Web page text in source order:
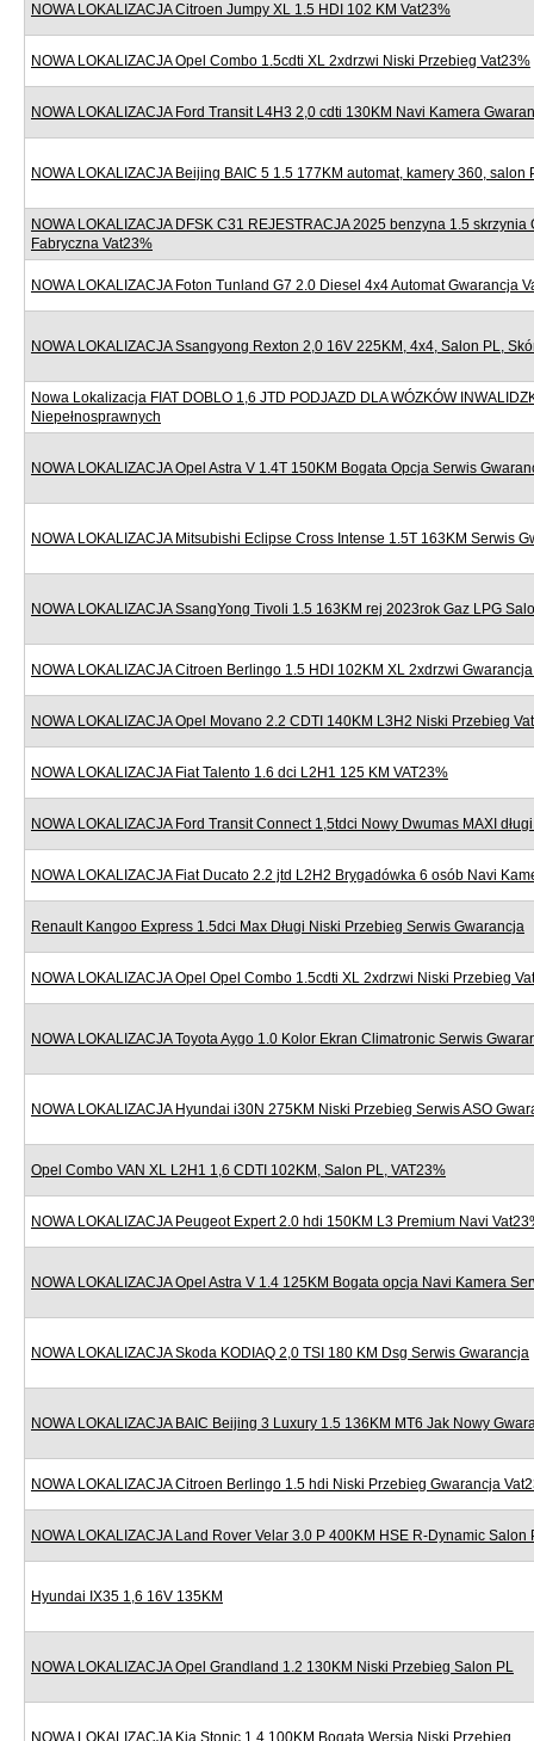
NOWA LOKALIZACJA Citroen Jumpy XL 1.5 HDI 102 KM Vat23%
NOWA LOKALIZACJA Opel Combo 1.5cdti XL 2xdrzwi Niski Przebieg Vat23%
NOWA LOKALIZACJA Ford Transit L4H3 2,0 cdti 130KM Navi Kamera
NOWA LOKALIZACJA Beijing BAIC 5 1.5 177KM automat, kamery 360, salon
NOWA LOKALIZACJA DFSK C31 REJESTRACJA 2025 benzyna 1.5 skrzynia
Fabryczna Vat23%
NOWA LOKALIZACJA Foton Tunland G7 2.0 Diesel 4x4 Automat Gwarancja
NOWA LOKALIZACJA Ssangyong Rexton 2,0 16V 225KM, 4x4, Salon PL,
Nowa Lokalizacja FIAT DOBLO 1,6 JTD PODJAZD DLA WÓZKÓW
Niepełnosprawnych
NOWA LOKALIZACJA Opel Astra V 1.4T 150KM Bogata Opcja Serwis
NOWA LOKALIZACJA Mitsubishi Eclipse Cross Intense 1.5T 163KM Serwis
NOWA LOKALIZACJA SsangYong Tivoli 1.5 163KM rej 2023rok Gaz LPG
NOWA LOKALIZACJA Citroen Berlingo 1.5 HDI 102KM XL 2xdrzwi
NOWA LOKALIZACJA Opel Movano 2.2 CDTI 140KM L3H2 Niski Przebieg
NOWA LOKALIZACJA Fiat Talento 1.6 dci L2H1 125 KM VAT23%
NOWA LOKALIZACJA Ford Transit Connect 1,5tdci Nowy Dwumas MAXI
NOWA LOKALIZACJA Fiat Ducato 2.2 jtd L2H2 Brygadówka 6 osób Navi
Renault Kangoo Express 1.5dci Max Długi Niski Przebieg Serwis Gwarancja
NOWA LOKALIZACJA Opel Opel Combo 1.5cdti XL 2xdrzwi Niski Przebieg
NOWA LOKALIZACJA Toyota Aygo 1.0 Kolor Ekran Climatronic Serwis
NOWA LOKALIZACJA Hyundai i30N 275KM Niski Przebieg Serwis ASO
Opel Combo VAN XL L2H1 1,6 CDTI 102KM, Salon PL, VAT23%
NOWA LOKALIZACJA Peugeot Expert 2.0 hdi 150KM L3 Premium Navi
NOWA LOKALIZACJA Opel Astra V 1.4 125KM Bogata opcja Navi Kamera
NOWA LOKALIZACJA Skoda KODIAQ 2,0 TSI 180 KM Dsg Serwis Gwarancja
NOWA LOKALIZACJA BAIC Beijing 3 Luxury 1.5 136KM MT6 Jak Nowy
NOWA LOKALIZACJA Citroen Berlingo 1.5 hdi Niski Przebieg Gwarancja
NOWA LOKALIZACJA Land Rover Velar 3.0 P 400KM HSE R-Dynamic Salon
Hyundai IX35 1,6 16V 135KM
NOWA LOKALIZACJA Opel Grandland 1.2 130KM Niski Przebieg Salon PL
NOWA LOKALIZACJA Kia Stonic 1.4 100KM Bogata Wersja Niski Przebieg